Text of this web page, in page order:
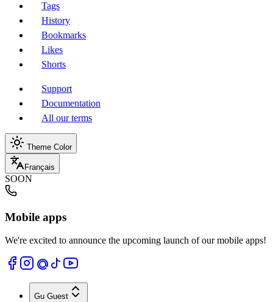
Tags
History
Bookmarks
Likes
Shorts
Support
Documentation
All our terms
Theme Color
Français
SOON
Mobile apps
We're excited to announce the upcoming launch of our mobile apps!
Gu Guest